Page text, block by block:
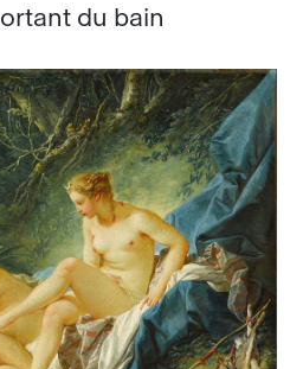
du bain